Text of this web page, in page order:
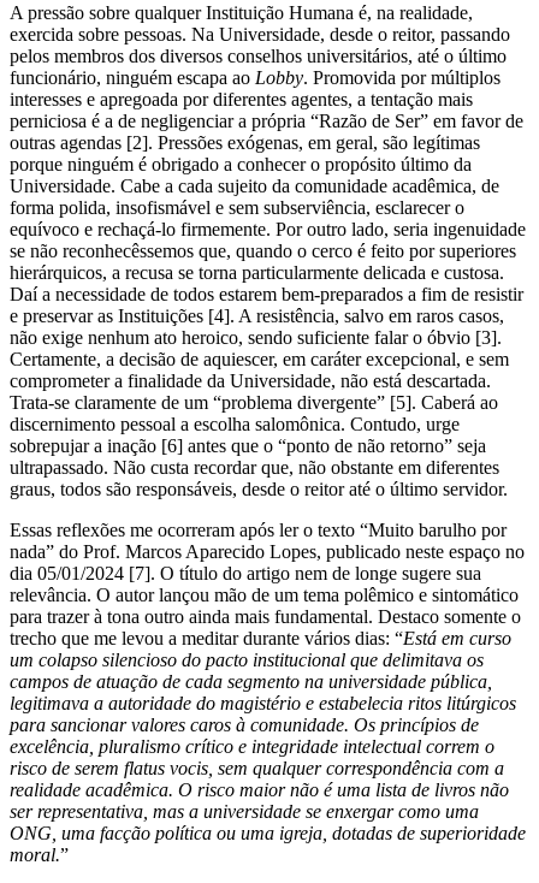
A pressão sobre qualquer Instituição Humana é, na realidade,
exercida sobre pessoas. Na Universidade, desde o reitor, passando
pelos membros dos diversos conselhos universitários, até o último
funcionário, ninguém escapa ao Lobby. Promovida por múltiplos
interesses e apregoada por diferentes agentes, a tentação mais
perniciosa é a de negligenciar a própria “Razão de Ser” em favor de
outras agendas [2]. Pressões exógenas, em geral, são legítimas
porque ninguém é obrigado a conhecer o propósito último da
Universidade. Cabe a cada sujeito da comunidade acadêmica, de
forma polida, insofismável e sem subserviência, esclarecer o
equívoco e rechaçá-lo firmemente. Por outro lado, seria ingenuidade
se não reconhecêssemos que, quando o cerco é feito por superiores
hierárquicos, a recusa se torna particularmente delicada e custosa.
Daí a necessidade de todos estarem bem-preparados a fim de resistir
e preservar as Instituições [4]. A resistência, salvo em raros casos,
não exige nenhum ato heroico, sendo suficiente falar o óbvio [3].
Certamente, a decisão de aquiescer, em caráter excepcional, e sem
comprometer a finalidade da Universidade, não está descartada.
Trata-se claramente de um “problema divergente” [5]. Caberá ao
discernimento pessoal a escolha salomônica. Contudo, urge
sobrepujar a inação [6] antes que o “ponto de não retorno” seja
ultrapassado. Não custa recordar que, não obstante em diferentes
graus, todos são responsáveis, desde o reitor até o último servidor.
Essas reflexões me ocorreram após ler o texto “Muito barulho por
nada” do Prof. Marcos Aparecido Lopes, publicado neste espaço no
dia 05/01/2024 [7]. O título do artigo nem de longe sugere sua
relevância. O autor lançou mão de um tema polêmico e sintomático
para trazer à tona outro ainda mais fundamental. Destaco somente o
trecho que me levou a meditar durante vários dias: “Está em curso
um colapso silencioso do pacto institucional que delimitava os
campos de atuação de cada segmento na universidade pública,
legitimava a autoridade do magistério e estabelecia ritos litúrgicos
para sancionar valores caros à comunidade. Os princípios de
excelência, pluralismo crítico e integridade intelectual correm o
risco de serem flatus vocis, sem qualquer correspondência com a
realidade acadêmica. O risco maior não é uma lista de livros não
ser representativa, mas a universidade se enxergar como uma
ONG, uma facção política ou uma igreja, dotadas de superioridade
moral.”